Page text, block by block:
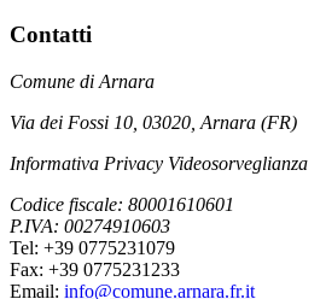
Contatti
Comune di Arnara
Via dei Fossi 10, 03020, Arnara (FR)
Informativa Privacy Videosorveglianza
Codice fiscale: 80001610601
P.IVA: 00274910603
Tel: +39 0775231079
Fax: +39 0775231233
Email: info@comune.arnara.fr.it